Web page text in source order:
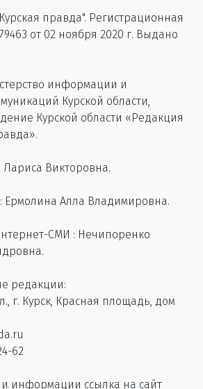
правда". Регистрационная
от 02 ноября 2020 г. Выдано
информации и
Курской области,
Курской области «Редакция
Викторовна.
Ермолина Алла Владимировна.
СМИ : Нечипоренко
редакции:
г. Курск, Красная площадь, дом
62
информации ссылка на сайт